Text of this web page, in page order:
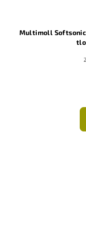
Multimoll Softsonic